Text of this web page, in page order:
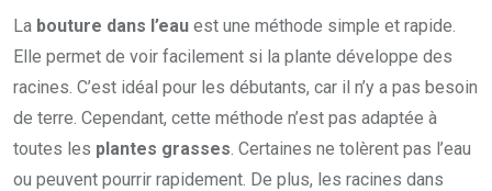
La bouture dans l’eau est une méthode simple et rapide.
Elle permet de voir facilement si la plante développe des
racines. C’est idéal pour les débutants, car il n’y a pas besoin
de terre. Cependant, cette méthode n’est pas adaptée à
toutes les plantes grasses. Certaines ne tolèrent pas l’eau
ou peuvent pourrir rapidement. De plus, les racines dans